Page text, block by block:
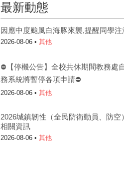
最新動態
因應中度颱風白海豚來襲,提醒同學注
2026-08-06 • 其他
⛔【停機公告】全校共休期間教務處
務系統將暫停各項申請⛔
2026-08-06 • 其他
2026城鎮韌性（全民防衛動員、防空
相關資訊
2026-08-06 • 其他